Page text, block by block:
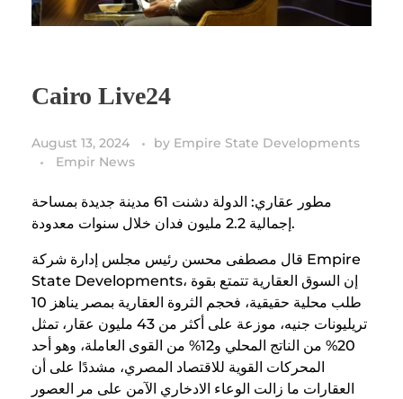
Cairo Live24
August 13, 2024 by Empire State Developments
Empir News
مطور عقاري: الدولة دشنت 61 مدينة جديدة بمساحة
إجمالية 2.2 مليون فدان خلال سنوات معدودة.
قال مصطفى محسن رئيس مجلس إدارة شركة Empire
State Developments، إن السوق العقارية تتمتع بقوة
طلب محلية حقيقية، فحجم الثروة العقارية بمصر يناهز 10
تريليونات جنيه، موزعة على أكثر من 43 مليون عقار، تمثل
20% من الناتج المحلي و12% من القوى العاملة، وهو أحد
المحركات القوية للاقتصاد المصري، مشددًا على أن
العقارات ما زالت الوعاء الادخاري الآمن على مر العصور